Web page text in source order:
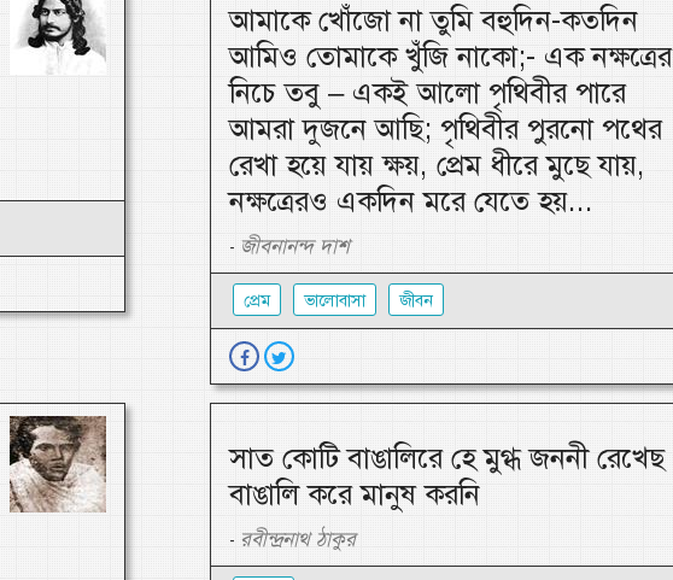
আমাকে খোঁজো না তুমি বহুদিন-কতদিন
আমিও তোমাকে খুঁজি নাকো;- এক নক্ষত্রের
নিচে তবু – একই আলো পৃথিবীর পারে
আমরা দুজনে আছি; পৃথিবীর পুরনো পথের
রেখা হয়ে যায় ক্ষয়, প্রেম ধীরে মুছে যায়,
নক্ষত্রেরও একদিন মরে যেতে হয়...
- জীবনানন্দ দাশ
প্রেম ভালোবাসা জীবন
সাত কোটি বাঙালিরে হে মুগ্ধ জননী রেখেছ
বাঙালি করে মানুষ করনি
- রবীন্দ্রনাথ ঠাকুর